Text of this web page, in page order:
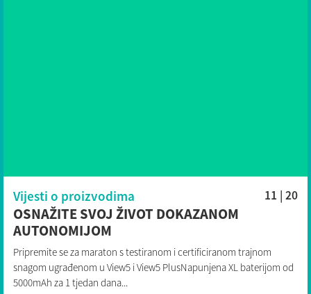
Vijesti o proizvodima 11 | 20
OSNAŽITE SVOJ ŽIVOT DOKAZANOM
AUTONOMIJOM
Pripremite se za maraton s testiranom i certificiranom trajnom
snagom ugrađenom u View5 i View5 PlusNapunjena XL baterijom od
5000mAh za 1 tjedan dana...